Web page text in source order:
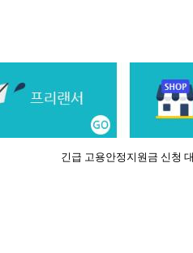
긴급 고용안정지원금 신청